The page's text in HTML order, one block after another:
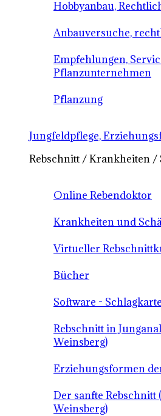
Hobbyanbau,
Anbauversuche,
Empfehlungen,
Pflanzunternehmen
Pflanzung
Jungfeldpflege,
Rebschnitt / Krankheiten /
Online Rebendoktor
Krankheiten und
Virtueller
Bücher
Software -
Rebschnitt in
Weinsberg)
Erziehungsformen
Der sanfte
Weinsberg)